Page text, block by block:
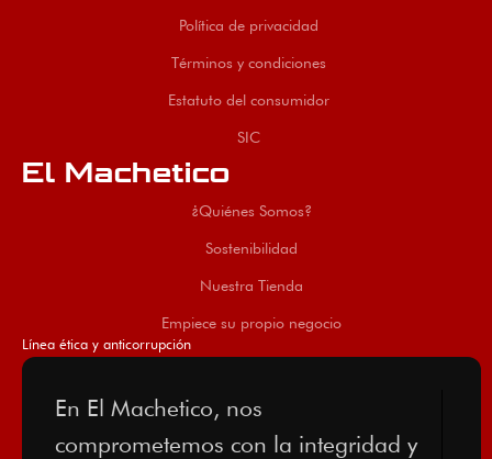
Política de privacidad
Términos y condiciones
Estatuto del consumidor
SIC
El Machetico
¿Quiénes Somos?
Sostenibilidad
Nuestra Tienda
Empiece su propio negocio
Línea ética y anticorrupción
En El Machetico, nos
comprometemos con la integridad y